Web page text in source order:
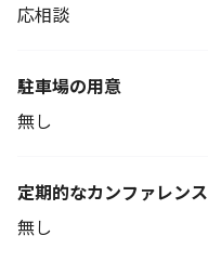
応相談
駐車場の用意
無し
定期的なカンファレンス
無し